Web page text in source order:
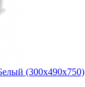
(300х490х750)